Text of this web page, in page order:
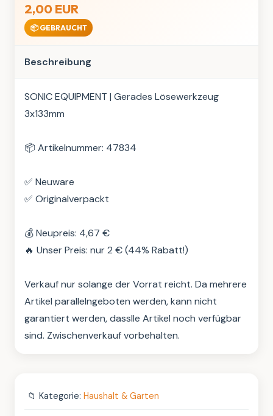
2,00 EUR
📦 GEBRAUCHT
Beschreibung
SONIC EQUIPMENT | Gerades Lösewerkzeug
3x133mm
📦 Artikelnummer: 47834
✅ Neuware
✅ Originalverpackt
💰 Neupreis: 4,67 €
🔥 Unser Preis: nur 2 € (44% Rabatt!)
Verkauf nur solange der Vorrat reicht. Da mehrere
Artikel parallelngeboten werden, kann nicht
garantiert werden, dasslle Artikel noch verfügbar
sind. Zwischenverkauf vorbehalten.
📁 Kategorie: Haushalt & Garten